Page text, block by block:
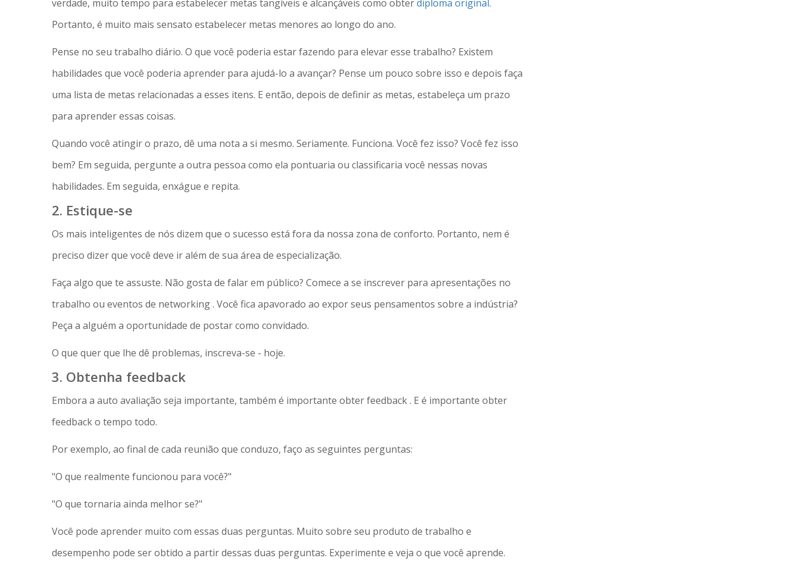
verdade, muito tempo para estabelecer metas tangíveis e alcançáveis como obterdiploma original.
Portanto, é muito mais sensato estabelecer metas menores ao longo do ano.
Pense no seu trabalho diário. O que você poderia estar fazendo para elevar esse trabalho? Existem
habilidades que você poderia aprender para ajudá-lo a avançar? Pense um pouco sobre isso e depois faça
uma lista de metas relacionadas a esses itens. E então, depois de definir as metas, estabeleça um prazo
para aprender essas coisas.
Quando você atingir o prazo, dê uma nota a si mesmo. Seriamente. Funciona. Você fez isso? Você fez isso
bem? Em seguida, pergunte a outra pessoa como ela pontuaria ou classificaria você nessas novas
habilidades. Em seguida, enxágue e repita.
2. Estique-se
Os mais inteligentes de nós dizem que o sucesso está fora da nossa zona de conforto. Portanto, nem é
preciso dizer que você deve ir além de sua área de especialização.
Faça algo que te assuste. Não gosta de falar em público? Comece a se inscrever para apresentações no
trabalho ou eventos de networking . Você fica apavorado ao expor seus pensamentos sobre a indústria?
Peça a alguém a oportunidade de postar como convidado.
O que quer que lhe dê problemas, inscreva-se - hoje.
3. Obtenha feedback
Embora a auto avaliação seja importante, também é importante obter feedback . E é importante obter
feedback o tempo todo.
Por exemplo, ao final de cada reunião que conduzo, faço as seguintes perguntas:
"O que realmente funcionou para você?"
"O que tornaria ainda melhor se?"
Você pode aprender muito com essas duas perguntas. Muito sobre seu produto de trabalho e
desempenho pode ser obtido a partir dessas duas perguntas. Experimente e veja o que você aprende.